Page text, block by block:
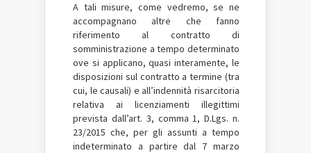
A tali misure, come vedremo, se ne
accompagnano altre che fanno
riferimento al contratto di
somministrazione a tempo determinato
ove si applicano, quasi interamente, le
disposizioni sul contratto a termine (tra
cui, le causali) e all’indennità risarcitoria
relativa ai licenziamenti illegittimi
prevista dall’art. 3, comma 1, D.Lgs. n.
23/2015 che, per gli assunti a tempo
indeterminato a partire dal 7 marzo